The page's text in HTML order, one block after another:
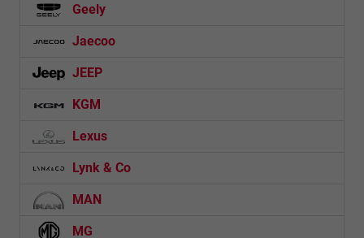
Geely
Jaecoo
JEEP
KGM
Lexus
Lynk & Co
MAN
MG